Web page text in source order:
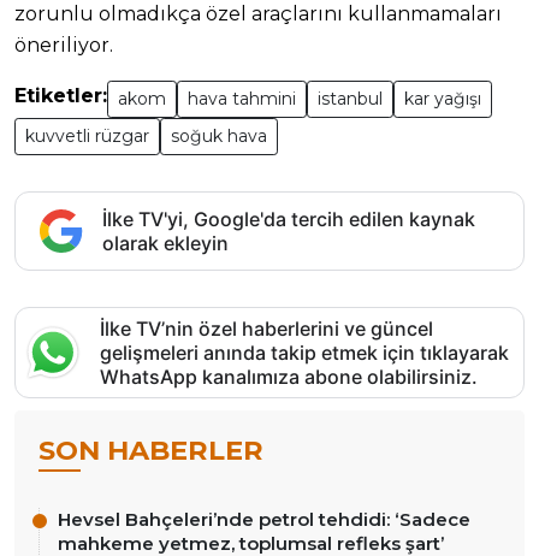
zorunlu olmadıkça özel araçlarını kullanmamaları
öneriliyor.
Etiketler: akom hava tahmini istanbul
kar yağışı
kuvvetli rüzgar
soğuk hava
İlke TV'yi, Google'da tercih edilen kaynak
olarak ekleyin
İlke TV’nin özel haberlerini ve güncel
gelişmeleri anında takip etmek için tıklayarak
WhatsApp kanalımıza abone olabilirsiniz.
SON HABERLER
Hevsel Bahçeleri’nde petrol tehdidi: ‘Sadece
mahkeme yetmez, toplumsal refleks şart’